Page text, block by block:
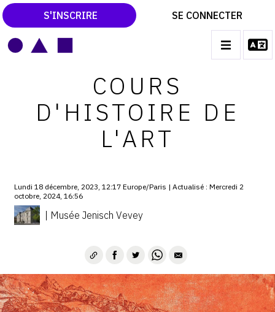
S'INSCRIRE SE CONNECTER
CATALOGUES RAISONNÉS
LES EXPOSITIONS
LES VERNISSAGES
ACTUALITÉS DU MONDE DE L'ART
LIBRAIRIE : LIVRES & CATALOGUES
SERVICES
COURS
D'HISTOIRE DE
L'ART
Lundi 18 décembre, 2023, 12:17 Europe/Paris | Actualisé : Mercredi 2
octobre, 2024, 16:56
| Musée Jenisch Vevey